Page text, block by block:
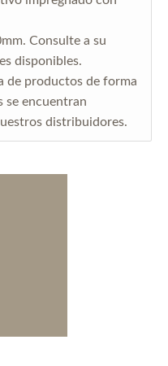
Consulte a su
disponibles.
de productos de forma
se encuentran
distribuidores.